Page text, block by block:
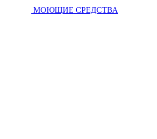
МОЮЩИЕ СРЕДСТВА